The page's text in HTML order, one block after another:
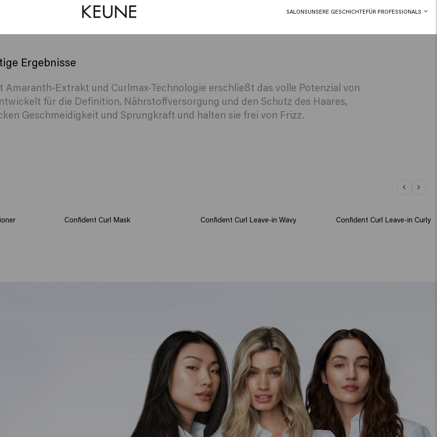
SALONSUNSERE GESCHICHTEFÜR PROFESSIONALS
Ergebnisse
Extrakt und Curlmax-Technologie erschließt das volle Potenzial von
für die Definition, Nährstoffversorgung und den Schutz des Haares,
Geschmeidigkeit und Sprungkraft und halten sie frei von Frizz.
Confident Curl Mask Confident Curl Leave-in Wavy Confident Curl Leave-in Curly